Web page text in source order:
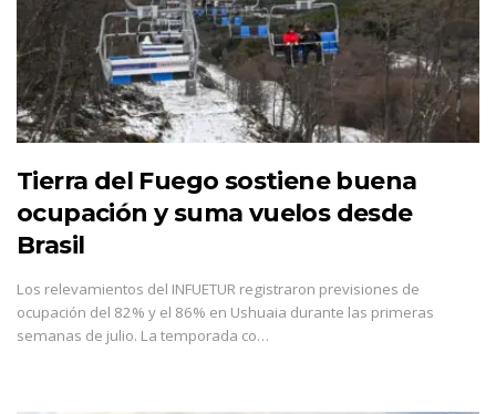
Tierra del Fuego sostiene buena
ocupación y suma vuelos desde
Brasil
Los relevamientos del INFUETUR registraron previsiones de
ocupación del 82% y el 86% en Ushuaia durante las primeras
semanas de julio. La temporada co…